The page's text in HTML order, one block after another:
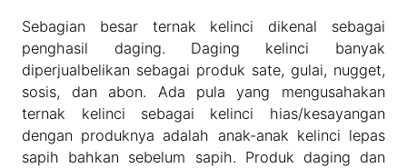
Sebagian besar ternak kelinci dikenal sebagai
penghasil daging. Daging kelinci banyak
diperjualbelikan sebagai produk sate, gulai, nugget,
sosis, dan abon. Ada pula yang mengusahakan
ternak kelinci sebagai kelinci hias/kesayangan
dengan produknya adalah anak-anak kelinci lepas
sapih bahkan sebelum sapih. Produk daging dan